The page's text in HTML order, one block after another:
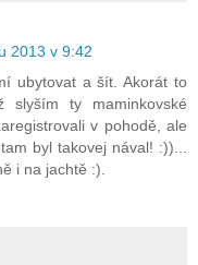
2013 v 9:42
ubytovat a šít. Akorát to
slyším ty maminkovské
v pohodě, ale
byl takovej nával! :))...
i na jachtě :).